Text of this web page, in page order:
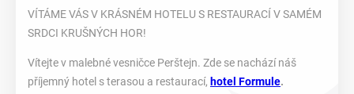
VÍTÁME VÁS V KRÁSNÉM HOTELU S RESTAURACÍ V SAMÉM
SRDCI KRUŠNÝCH HOR!
Vítejte v malebné vesničce Perštejn. Zde se nachází náš
příjemný hotel s terasou a restaurací, hotel Formule.